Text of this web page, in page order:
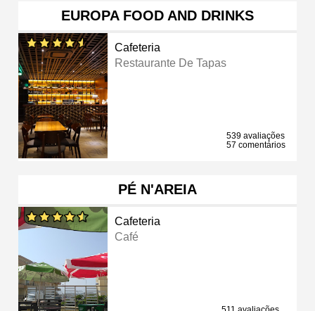
EUROPA FOOD AND DRINKS
Cafeteria
Restaurante De Tapas
539 avaliações
57 comentários
PÉ N'AREIA
Cafeteria
Café